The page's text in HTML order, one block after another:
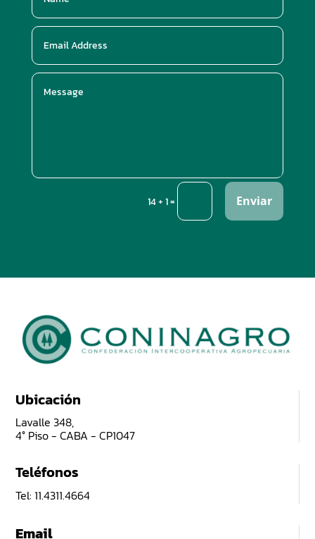
14 + 1= Enviar
Ubicación
Lavalle 348,
4° Piso - CABA - CP1047
Teléfonos
Tel: 11.4311.4664
Email